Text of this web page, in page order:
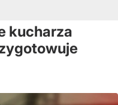
kucharza